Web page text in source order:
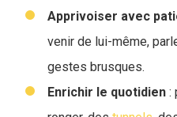
Apprivoiser avec
venir de lui-même,
gestes brusques.
Enrichir le quotidien :